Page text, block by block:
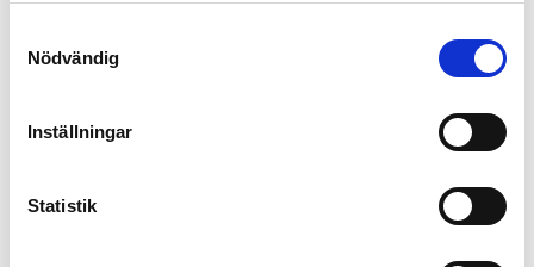
Nödvändig
Inställningar
Statistik